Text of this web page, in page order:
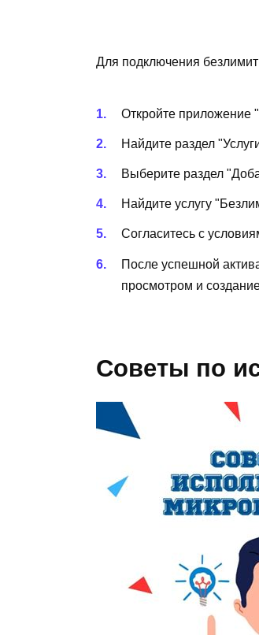
Для подключения
Откройте приложение
Найдите раздел
Выберите раздел
Найдите услугу
Согласитесь с
После успешной
просмотром и
Советы по